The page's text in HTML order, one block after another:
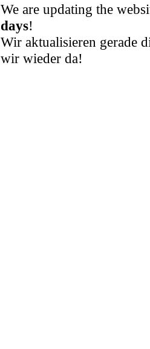
We are updating the
days!
Wir aktualisieren gerade
wir wieder da!